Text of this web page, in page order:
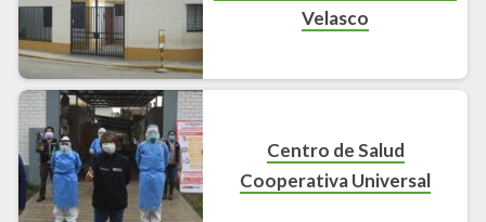
Velasco
Centro de Salud
Cooperativa Universal